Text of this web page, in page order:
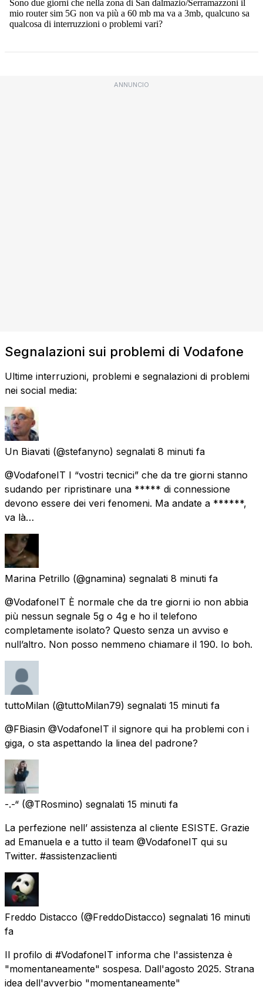
ANNUNCIO
Segnalazioni sui problemi di Vodafone
Ultime interruzioni, problemi e segnalazioni di problemi
nei social media:
Un Biavati (@stefanyno) segnalati 8 minuti fa
@VodafoneIT I “vostri tecnici” che da tre giorni stanno
sudando per ripristinare una ***** di connessione
devono essere dei veri fenomeni. Ma andate a ******,
va là…
Marina Petrillo (@gnamina) segnalati 8 minuti fa
@VodafoneIT È normale che da tre giorni io non abbia
più nessun segnale 5g o 4g e ho il telefono
completamente isolato? Questo senza un avviso e
null’altro. Non posso nemmeno chiamare il 190. Io boh.
tuttoMilan (@tuttoMilan79) segnalati 15 minuti fa
@FBiasin @VodafoneIT il signore qui ha problemi con i
giga, o sta aspettando la linea del padrone?
-.-“ (@TRosmino) segnalati 15 minuti fa
La perfezione nell’ assistenza al cliente ESISTE. Grazie
ad Emanuela e a tutto il team @VodafoneIT qui su
Twitter. #assistenzaclienti
Freddo Distacco (@FreddoDistacco) segnalati 16 minuti
fa
Il profilo di #VodafoneIT informa che l'assistenza è
"momentaneamente" sospesa. Dall'agosto 2025. Strana
idea dell'avverbio "momentaneamente"